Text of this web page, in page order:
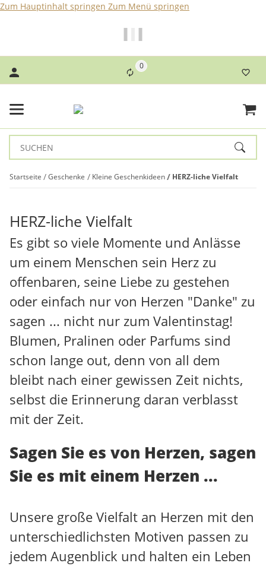
Zum Hauptinhalt springen Zum Menü springen
0
Startseite Geschenke Kleine Geschenkideen HERZ-liche Vielfalt
HERZ-liche Vielfalt
Es gibt so viele Momente und Anlässe
um einem Menschen sein Herz zu
offenbaren, seine Liebe zu gestehen
oder einfach nur von Herzen "Danke" zu
sagen ... nicht nur zum Valentinstag!
Blumen, Pralinen oder Parfums sind
schon lange out, denn von all dem
bleibt nach einer gewissen Zeit nichts,
selbst die Erinnerung daran verblasst
mit der Zeit.
Sagen Sie es von Herzen, sagen
Sie es mit einem Herzen ...
Unsere große Vielfalt an Herzen mit den
unterschiedlichsten Motiven passen zu
jedem Augenblick und halten ein Leben